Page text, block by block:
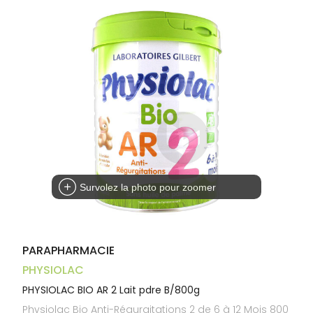
Trousse à
pharmacie
Compléments
alimentaires
Dispositifs
CORPS-
CHEVEUX
Etendre
Cheveux
Homme
Visage
PHARMACIES
DE GARDE
APPLICATION
DE SANTÉ
Survolez la photo pour zoomer
PARAPHARMACIE
PHYSIOLAC
PHYSIOLAC BIO AR 2 Lait pdre B/800g
Physiolac Bio Anti-Régurgitations 2 de 6 à 12 Mois 800